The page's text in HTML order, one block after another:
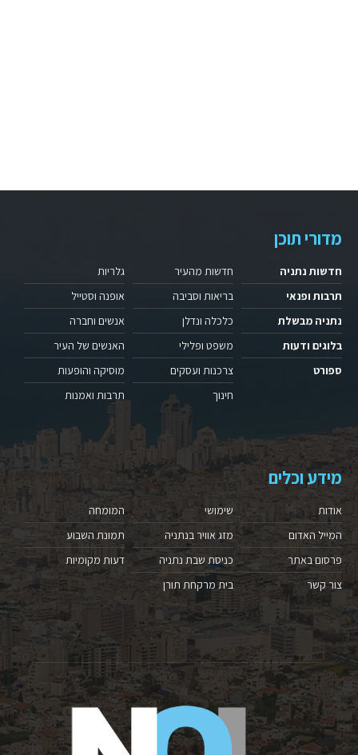
מדורי תוכן
חדשות נתניה
תרבות ופנאי
נתניה מבשלת
בלוגים ודעות
ספורט
חדשות מהעיר
בריאות וסביבה
כלכלה ונדלן
משפט ופלילי
צרכנות ועסקים
חינוך
גלריות
אופנה וסטייל
אנשים וחברה
האנשים של העיר
מוסיקה והופעות
תרבות ואמנות
מידע וכלים
אודות
המייל האדום
פרסום באתר
צור קשר
שימושי
מזג אוויר בנתניה
כניסת שבת נתניה
בית מרקחת תורן
המומחה
תמונת השבוע
דעות מקומיות